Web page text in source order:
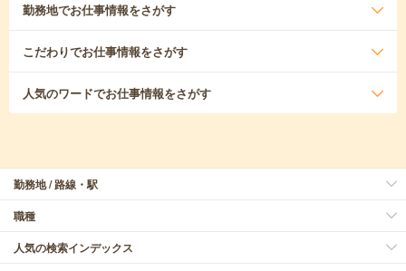
勤務地でお仕事情報をさがす
こだわりでお仕事情報をさがす
人気のワードでお仕事情報をさがす
勤務地 / 路線・駅
職種
人気の検索インデックス